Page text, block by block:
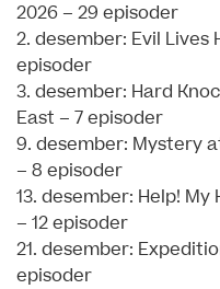
2026 – 29 episoder
2. desember: Evil Lives
episoder
3. desember: Hard
East – 7 episoder
9. desember: Mystery
– 8 episoder
13. desember: Help!
– 12 episoder
21. desember:
episoder